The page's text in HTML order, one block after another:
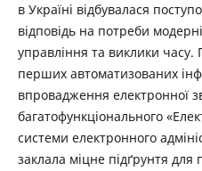
в Україні відбувалася
відповідь на потреби
управління та виклики
перших автоматизованих
впровадження електронної
багатофункціонального
системи електронного
заклала міцне підґрунтя